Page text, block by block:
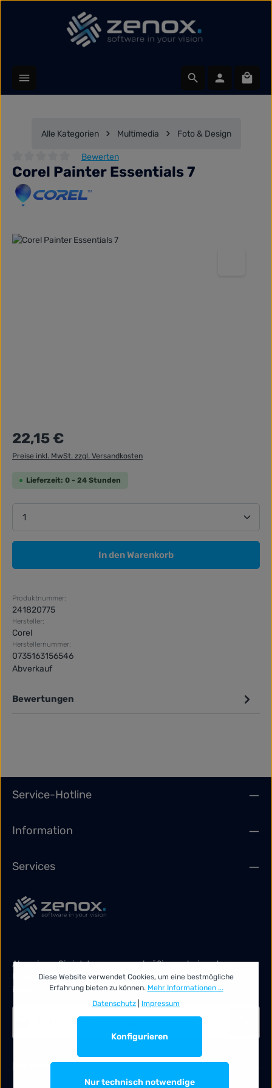
Zum Hauptinhalt springen
Alle Kategorien Multimedia Foto & Design
Durchschnittliche Bewertung von 0 von 5 Sternen
Bewerten
Corel Painter Essentials 7
Bildergalerie überspringen
Regulärer Preis:
22,15 €
Preise inkl. MwSt. zzgl. Versandkosten
Lieferzeit: 0 - 24 Stunden
Produkt Anzahl: Gib den gewünschten Wert ein
In den Warenkorb
Produktnummer:
241820775
Hersteller:
Corel
Herstellernummer:
0735163156546
Abverkauf
Bewertungen
Service-Hotline
Information
Services
Abonnieren Sie jetzt unseren regelmäßig erscheinenden
Newsletter, um rechtzeitig über neue Produkte und Angebote
informiert zu werden.
E-Mail-Adresse*
genommen und dieAGBgelesen und bin mit ihnen
Die mit einem Stern (*) markierten Felder sind Pflichtfelder.
Partner
Diese Website verwendet Cookies, um eine bestmögliche
Erfahrung bieten zu können. Mehr Informationen ...
Datenschutz
Impressum
Nur technisch notwendige
Konfigurieren